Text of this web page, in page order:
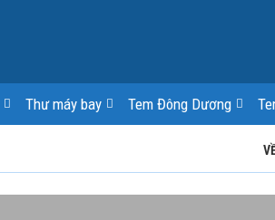
Thư máy bay Tem Đông Dương